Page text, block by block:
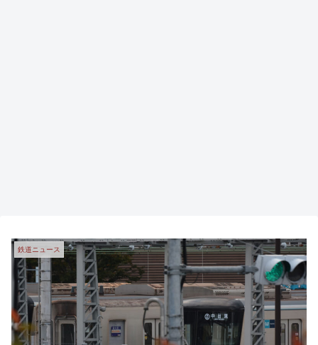
鉄道ニュース